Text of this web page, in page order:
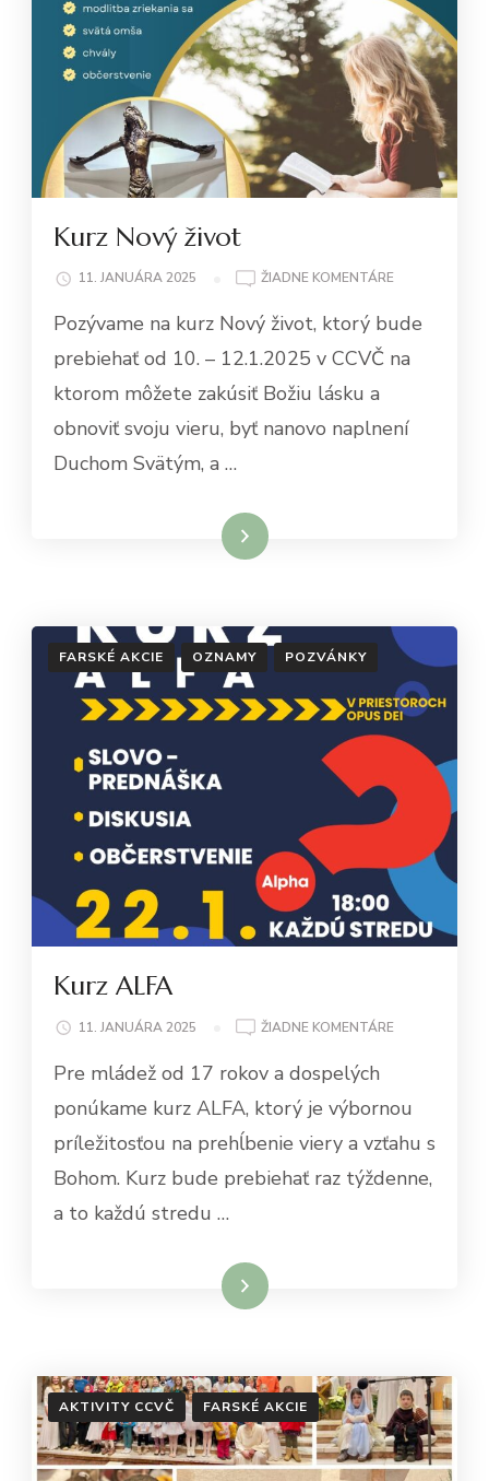
Kurz Nový život
11. JANUÁRA 2025 ŽIADNE KOMENTÁRENA
NOVÝ
Pozývame na kurz Nový život, ktorý bude
prebiehať od 10. – 12.1.2025 v CCVČ na
ktorom môžete zakúsiť Božiu lásku a
obnoviť svoju vieru, byť nanovo naplnení
Duchom Svätým, a …
Čítať viac
FARSKÉ AKCIE OZNAMY POZVÁNKY
Kurz ALFA
11. JANUÁRA 2025 ŽIADNE KOMENTÁRENA
Pre mládež od 17 rokov a dospelých
ponúkame kurz ALFA, ktorý je výbornou
príležitosťou na prehĺbenie viery a vzťahu s
Bohom. Kurz bude prebiehať raz týždenne,
a to každú stredu …
Čítať viac
AKTIVITY CCVČ FARSKÉ AKCIE